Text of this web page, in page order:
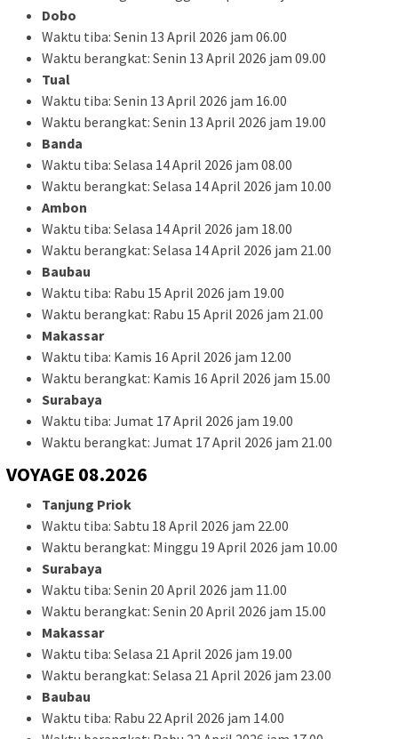
Dobo
Waktu tiba: Senin 13 April 2026 jam 06.00
Waktu berangkat: Senin 13 April 2026 jam 09.00
Tual
Waktu tiba: Senin 13 April 2026 jam 16.00
Waktu berangkat: Senin 13 April 2026 jam 19.00
Banda
Waktu tiba: Selasa 14 April 2026 jam 08.00
Waktu berangkat: Selasa 14 April 2026 jam 10.00
Ambon
Waktu tiba: Selasa 14 April 2026 jam 18.00
Waktu berangkat: Selasa 14 April 2026 jam 21.00
Baubau
Waktu tiba: Rabu 15 April 2026 jam 19.00
Waktu berangkat: Rabu 15 April 2026 jam 21.00
Makassar
Waktu tiba: Kamis 16 April 2026 jam 12.00
Waktu berangkat: Kamis 16 April 2026 jam 15.00
Surabaya
Waktu tiba: Jumat 17 April 2026 jam 19.00
Waktu berangkat: Jumat 17 April 2026 jam 21.00
VOYAGE 08.2026
Tanjung Priok
Waktu tiba: Sabtu 18 April 2026 jam 22.00
Waktu berangkat: Minggu 19 April 2026 jam 10.00
Surabaya
Waktu tiba: Senin 20 April 2026 jam 11.00
Waktu berangkat: Senin 20 April 2026 jam 15.00
Makassar
Waktu tiba: Selasa 21 April 2026 jam 19.00
Waktu berangkat: Selasa 21 April 2026 jam 23.00
Baubau
Waktu tiba: Rabu 22 April 2026 jam 14.00